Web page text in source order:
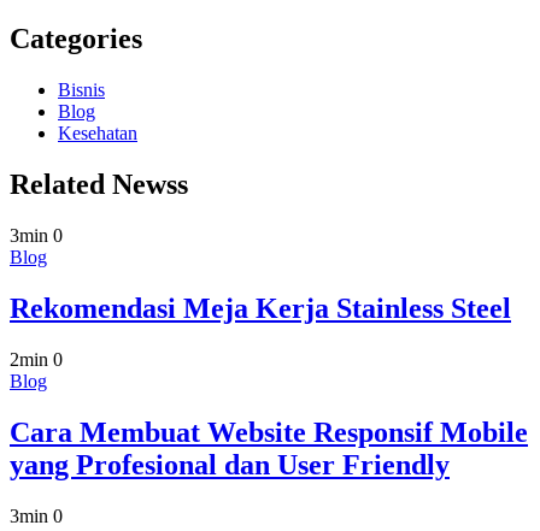
Categories
Bisnis
Blog
Kesehatan
Related Newss
3min 0
Blog
Rekomendasi Meja Kerja Stainless Steel
2min 0
Blog
Cara Membuat Website Responsif Mobile
yang Profesional dan User Friendly
3min 0